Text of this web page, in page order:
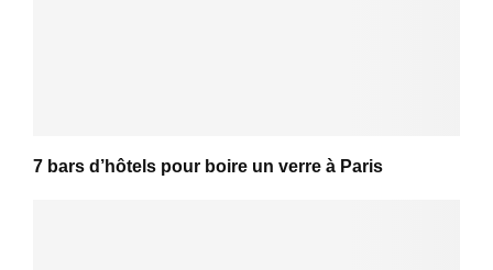
7 bars d’hôtels pour boire un verre à Paris